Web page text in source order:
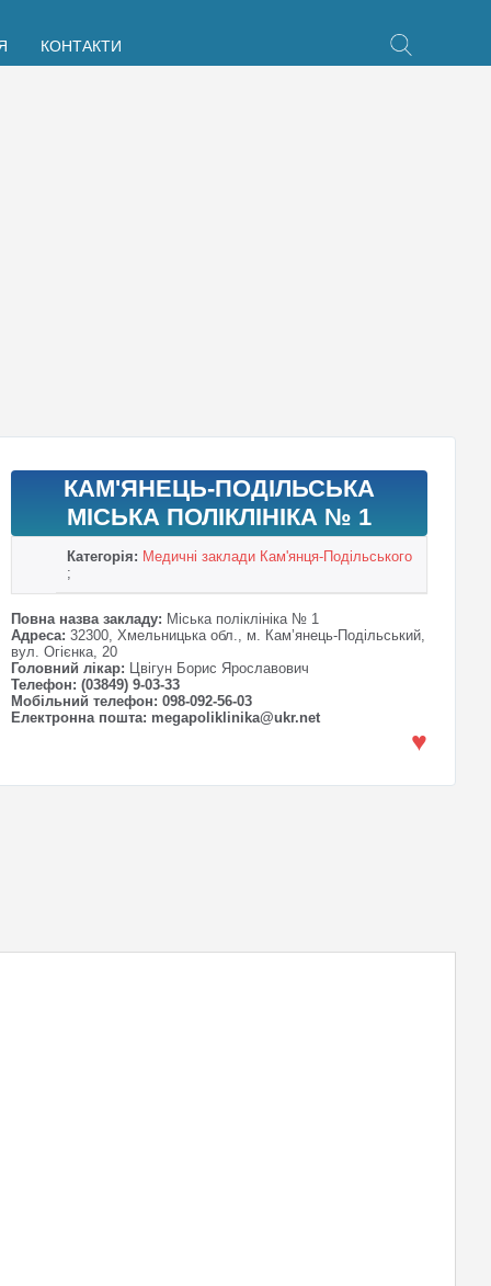
КОНТАКТИ
КАМ'ЯНЕЦЬ-ПОДІЛЬСЬКА
МІСЬКА ПОЛІКЛІНІКА № 1
Категорія: Медичні заклади Кам'янця-Подільського
;
Повна назва закладу: Міська поліклініка № 1
Адреса: 32300, Хмельницька обл., м. Кам’янець-Подільський,
вул. Огієнка, 20
Головний лікар: Цвігун Борис Ярославович
Телефон: (03849) 9-03-33
Мобільний телефон: 098-092-56-03
Електронна пошта: megapoliklinika@ukr.net
♥